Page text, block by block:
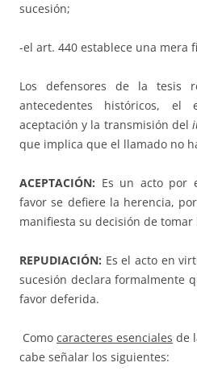
sucesión;
-el art. 440 establece una mera
Los defensores de la tesis
antecedentes históricos, el
aceptación y la transmisión del
que implica que el llamado no
ACEPTACIÓN: Es un acto por
favor se defiere la herencia,
manifiesta su decisión de
REPUDIACIÓN: Es el acto en
sucesión declara formalmente
favor deferida.
Como caracteres esenciales de
cabe señalar los siguientes: